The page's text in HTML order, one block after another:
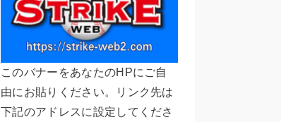
このバナーをあなたのHPにご自
由にお貼りください。リンク先は
下記のアドレスに設定してくださ